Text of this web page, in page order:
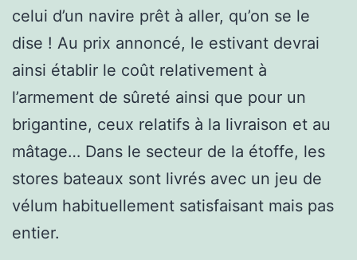
celui d’un navire prêt à aller, qu’on se le
dise ! Au prix annoncé, le estivant devrai
ainsi établir le coût relativement à
l’armement de sûreté ainsi que pour un
brigantine, ceux relatifs à la livraison et au
mâtage… Dans le secteur de la étoffe, les
stores bateaux sont livrés avec un jeu de
vélum habituellement satisfaisant mais pas
entier.